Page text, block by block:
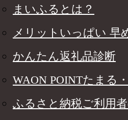
まいふるとは？
メリットいっぱい 早
かんたん返礼品診断
WAON POINTたまる
ふるさと納税ご利用